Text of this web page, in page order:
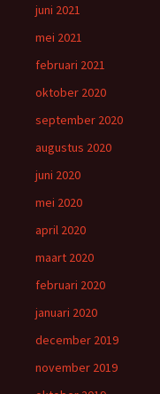
juni 2021
mei 2021
februari 2021
oktober 2020
september 2020
augustus 2020
juni 2020
mei 2020
april 2020
maart 2020
februari 2020
januari 2020
december 2019
november 2019